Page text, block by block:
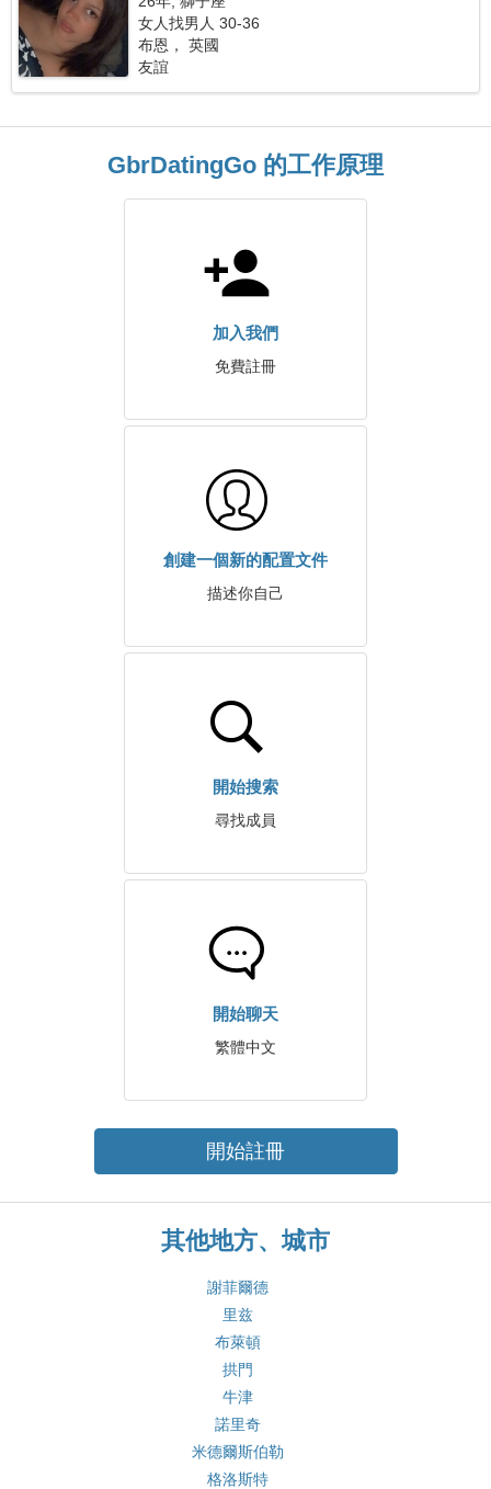
女人找男人 30-36
布恩， 英國
友誼
GbrDatingGo 的工作原理
加入我們
免費註冊
創建一個新的配置文件
描述你自己
開始搜索
尋找成員
開始聊天
繁體中文
開始註冊
其他地方、城市
謝菲爾德
里兹
布萊頓
拱門
牛津
諾里奇
米德爾斯伯勒
格洛斯特